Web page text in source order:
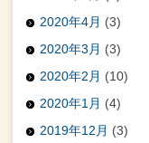
2020年4月 (3)
2020年3月 (3)
2020年2月 (10)
2020年1月 (4)
2019年12月 (3)